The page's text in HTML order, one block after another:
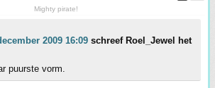
Mighty pirate!
2009 16:09 schreef Roel_Jewel het
puurste vorm.